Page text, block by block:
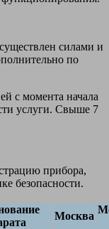
силами и
по
с момента начала
услуги. Свыше 7
прибора,
безопасности.
Москва